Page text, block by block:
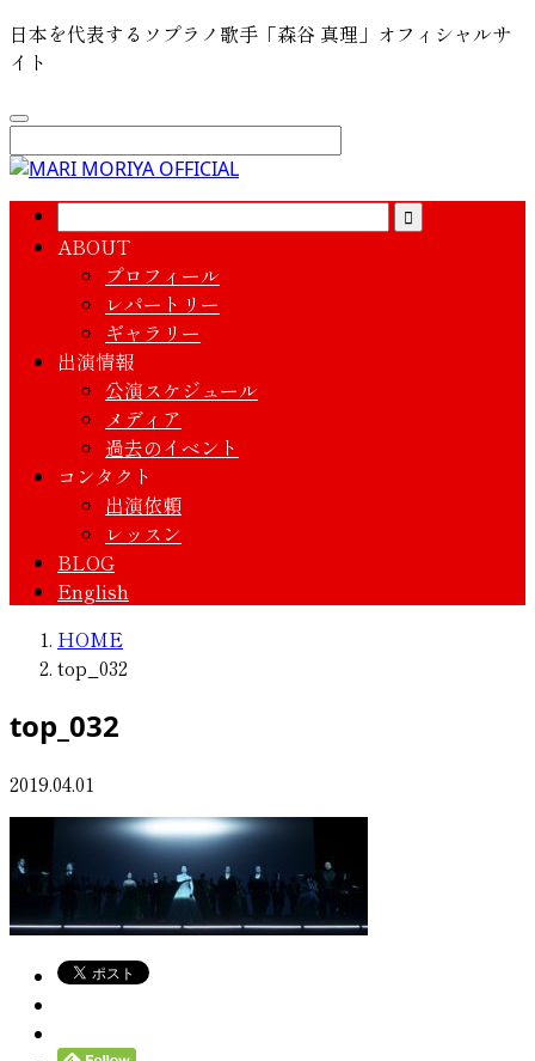
日本を代表するソプラノ歌手「森谷 真理」オフィシャルサ
イト
ABOUT
プロフィール
レパートリー
ギャラリー
出演情報
公演スケジュール
メディア
過去のイベント
コンタクト
出演依頼
レッスン
BLOG
English
HOME
top_032
top_032
2019.04.01